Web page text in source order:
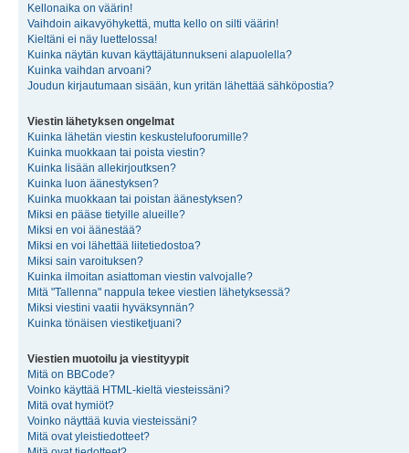
Kellonaika on väärin!
Vaihdoin aikavyöhykettä, mutta kello on silti väärin!
Kieltäni ei näy luettelossa!
Kuinka näytän kuvan käyttäjätunnukseni alapuolella?
Kuinka vaihdan arvoani?
Joudun kirjautumaan sisään, kun yritän lähettää sähköpostia?
Viestin lähetyksen ongelmat
Kuinka lähetän viestin keskustelufoorumille?
Kuinka muokkaan tai poista viestin?
Kuinka lisään allekirjoutksen?
Kuinka luon äänestyksen?
Kuinka muokkaan tai poistan äänestyksen?
Miksi en pääse tietyille alueille?
Miksi en voi äänestää?
Miksi en voi lähettää liitetiedostoa?
Miksi sain varoituksen?
Kuinka ilmoitan asiattoman viestin valvojalle?
Mitä "Tallenna" nappula tekee viestien lähetyksessä?
Miksi viestini vaatii hyväksynnän?
Kuinka tönäisen viestiketjuani?
Viestien muotoilu ja viestityypit
Mitä on BBCode?
Voinko käyttää HTML-kieltä viesteissäni?
Mitä ovat hymiöt?
Voinko näyttää kuvia viesteissäni?
Mitä ovat yleistiedotteet?